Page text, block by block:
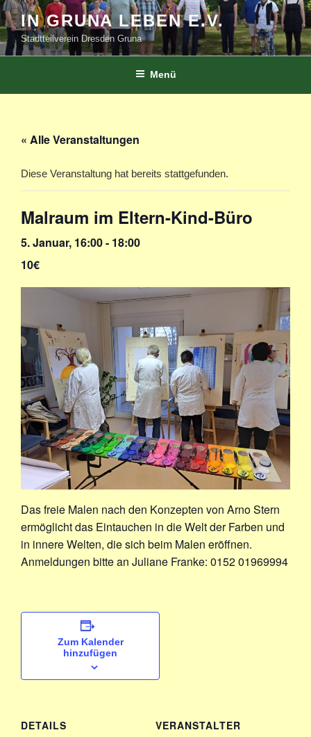
Zum
Inhalt
springen
IN GRUNA LEBEN E.V.
Stadtteilverein Dresden Gruna
Menü
« Alle Veranstaltungen
Diese Veranstaltung hat bereits stattgefunden.
Malraum im Eltern-Kind-Büro
5. Januar, 16:00- 18:00
10€
Das freie Malen nach den Konzepten von Arno Stern
ermöglicht das Eintauchen in die Welt der Farben und
in innere Welten, die sich beim Malen eröffnen.
Anmeldungen bitte an Juliane Franke: 0152 01969994
Zum Kalender
hinzufügen
DETAILS
VERANSTALTER